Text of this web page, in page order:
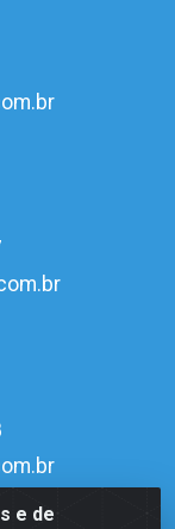
e de